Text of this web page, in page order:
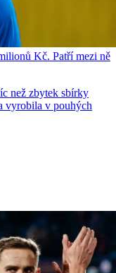
Kč. Patří mezi ně
než zbytek sbírky
vyrobila v pouhých